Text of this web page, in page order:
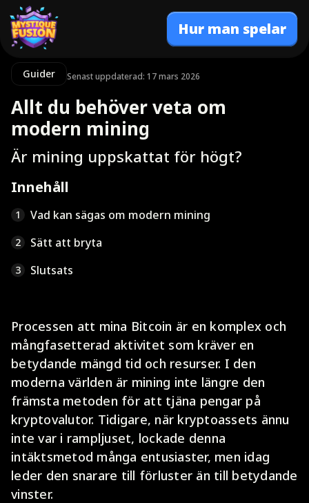
Hur man spelar
Guider Senast uppdaterad: 17 mars 2026
Allt du behöver veta om
modern mining
Är mining uppskattat för högt?
Innehåll
1 Vad kan sägas om modern mining
2 Sätt att bryta
3 Slutsats
Processen att mina Bitcoin är en komplex och
mångfasetterad aktivitet som kräver en
betydande mängd tid och resurser. I den
moderna världen är mining inte längre den
främsta metoden för att tjäna pengar på
kryptovalutor. Tidigare, när kryptoassets ännu
inte var i rampljuset, lockade denna
intäktsmetod många entusiaster, men idag
leder den snarare till förluster än till betydande
vinster.